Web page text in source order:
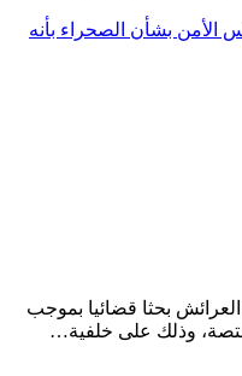
بشأن الصحراء بأنه
بحثا قضائيا بموجب
وذلك على خلفية…